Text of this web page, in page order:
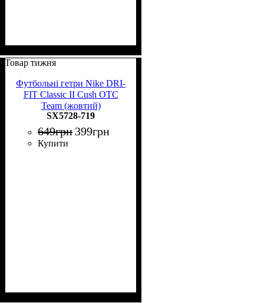
Товар тижня
Футбольні гетри Nike DRI-
FIT Classic II Cush OTC
Team (жовтий)
SX5728-719
649грн 399грн
Купити